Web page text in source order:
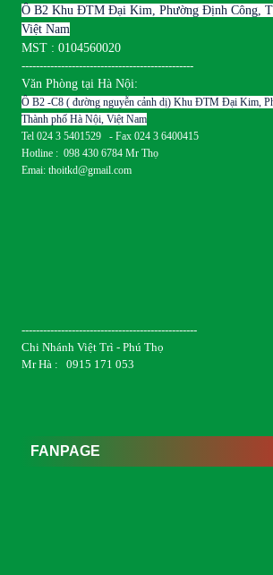
Ô B2 Khu ĐTM Đại Kim, Phường Định Công,
Việt Nam
MST : 0104560020
------------------------------------------------
Văn Phòng tại Hà Nội:
Ô B2 -C8 ( đường nguyễn cảnh dị) Khu ĐTM Đại Kim,
Thành phố Hà Nội, Việt Nam
Tel 024 3 5401529 - Fax 024 3 6400415
Hotline : 098 430 6784 Mr Thọ
Emai: thoitkd@gmail.com
-------------------------------------------------
Chi Nhánh Việt Trì - Phú Thọ
Mr Hà : 0915 171 053
FANPAGE